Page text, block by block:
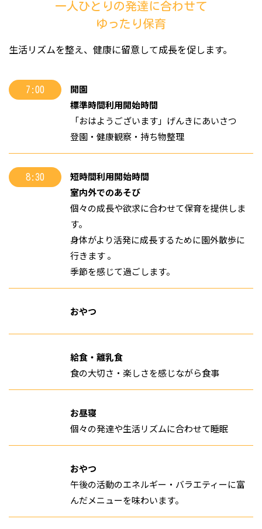
一人ひとりの発達に合わせて
ゆったり保育
生活リズムを整え、健康に留意して成長を促します。
7:00
開園
標準時間利用開始時間
「おはようございます」げんきにあいさつ
登園・健康観察・持ち物整理
8:30
短時間利用開始時間
室内外でのあそび
個々の成長や欲求に合わせて保育を提供しま
す。
身体がより活発に成長するために園外散歩に
行きます 。
季節を感じて過ごします。
おやつ
給食・離乳食
食の大切さ・楽しさを感じながら食事
お昼寝
個々の発達や生活リズムに合わせて睡眠
おやつ
午後の活動のエネルギー・バラエティーに富
んだメニューを味わいます。